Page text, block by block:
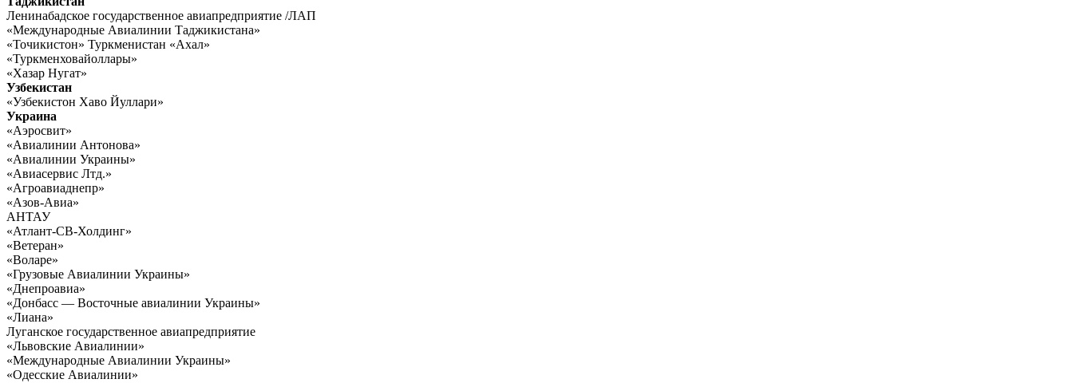
Ленинабадское государственное авиапредприятие /ЛАП
«Международные Авиалинии Таджикистана»
«Точикистон» Туркменистан «Ахал»
«Туркменховайоллары»
«Хазар Нугат»
Узбекистан
«Узбекистон Хаво Йуллари»
Украина
«Аэросвит»
«Авиалинии Антонова»
«Авиалинии Украины»
«Авиасервис Лтд.»
«Агроавиаднепр»
«Азов-Авиа»
АНТАУ
«Атлант-СВ-Холдинг»
«Ветеран»
«Воларе»
«Грузовые Авиалинии Украины»
«Днепроавиа»
«Донбасс — Восточные авиалинии Украины»
«Лиана»
Луганское государственное авиапредприятие
«Львовские Авиалинии»
«Международные Авиалинии Украины»
«Одесские Авиалинии»